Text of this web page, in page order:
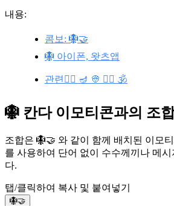
내용:
콤보: 🪯🤝
🪯 아이폰, 왓츠앱
관련👳‍♂️ 🪔 👳 🧘‍♀️ 🕉️
🪯 칸다 이모티콘과의 조
조합은 🪯🤝 와 같이 함께 배치된 이모
를 사용하여 단어 없이 수수께끼나 메시
다.
탭/클릭하여 복사 및 붙여넣기
🪯🤝